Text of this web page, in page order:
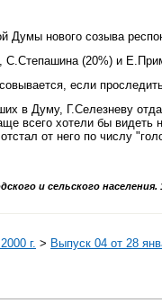
Думы нового созыва
С.Степашина (20%) и
если
в Думу, Г.Селезневу
всего хотели бы
от него по числу
и сельского населения.
г. > Выпуск 04 от 28